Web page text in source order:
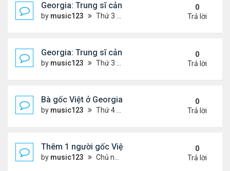
Georgia: Trung sĩ cảnh sát gốc Việt, qua đời ở tuổi
by music123 Thứ 3 Tháng 1 20, 2026 2:48 pm
0
Trả lời
Georgia: Trung sĩ cảnh sát gốc Việt, qua đời ở tuổi
by music123 Thứ 3 Tháng 1 20, 2026 2:47 pm
0
Trả lời
Bà gốc Việt ở Georgia bị bắt vì nhốt trẻ em trong
by music123 Thứ 4 Tháng 12 24, 2025 6:52 pm
0
Trả lời
Thêm 1 người gốc Việt được Đức Giáo Hoàng...
by music123 Chủ nhật Tháng 12 21, 2025 5:03 pm
0
Trả lời